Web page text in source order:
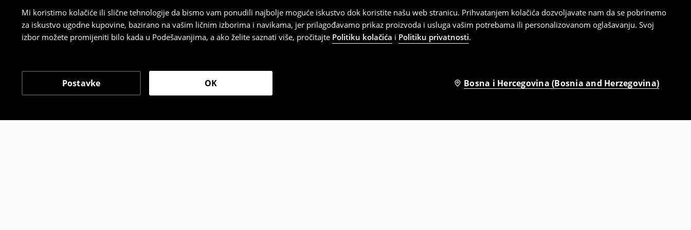
Mi koristimo kolačiće ili slične tehnologije da bismo vam ponudili najbolje moguće iskustvo dok koristite našu web stranicu. Prihvatanjem kolačića dozvoljavate nam da se pobrinemo
za iskustvo ugodne kupovine, bazirano na vašim ličnim izborima i navikama, jer prilagođavamo prikaz proizvoda i usluga vašim potrebama ili personalizovanom oglašavanju. Svoj
izbor možete promijeniti bilo kada u Podešavanjima, a ako želite saznati više, pročitajte Politiku kolačića i Politiku privatnosti.
Postavke OK Bosna i Hercegovina (Bosnia and Herzegovina)